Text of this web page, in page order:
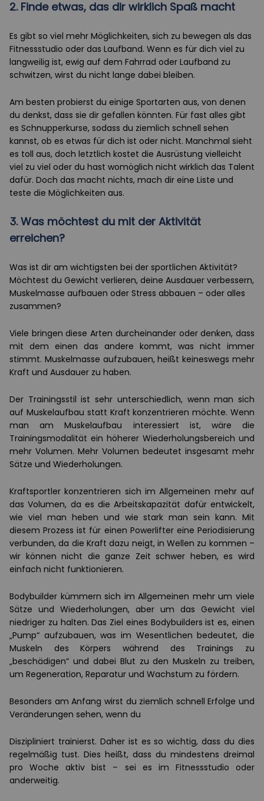
2. Finde etwas, das dir wirklich Spaß macht
Es gibt so viel mehr Möglichkeiten, sich zu bewegen als das
Fitnessstudio oder das Laufband. Wenn es für dich viel zu
langweilig ist, ewig auf dem Fahrrad oder Laufband zu
schwitzen, wirst du nicht lange dabei bleiben.
Am besten probierst du einige Sportarten aus, von denen
du denkst, dass sie dir gefallen könnten. Für fast alles gibt
es Schnupperkurse, sodass du ziemlich schnell sehen
kannst, ob es etwas für dich ist oder nicht. Manchmal sieht
es toll aus, doch letztlich kostet die Ausrüstung vielleicht
viel zu viel oder du hast womöglich nicht wirklich das Talent
dafür. Doch das macht nichts, mach dir eine Liste und
teste die Möglichkeiten aus.
3. Was möchtest du mit der Aktivität
erreichen?
Was ist dir am wichtigsten bei der sportlichen Aktivität?
Möchtest du Gewicht verlieren, deine Ausdauer verbessern,
Muskelmasse aufbauen oder Stress abbauen – oder alles
zusammen?
Viele bringen diese Arten durcheinander oder denken, dass
mit dem einen das andere kommt, was nicht immer
stimmt. Muskelmasse aufzubauen, heißt keineswegs mehr
Kraft und Ausdauer zu haben.
Der Trainingsstil ist sehr unterschiedlich, wenn man sich
auf Muskelaufbau statt Kraft konzentrieren möchte. Wenn
man am Muskelaufbau interessiert ist, wäre die
Trainingsmodalität ein höherer Wiederholungsbereich und
mehr Volumen. Mehr Volumen bedeutet insgesamt mehr
Sätze und Wiederholungen.
Kraftsportler konzentrieren sich im Allgemeinen mehr auf
das Volumen, da es die Arbeitskapazität dafür entwickelt,
wie viel man heben und wie stark man sein kann. Mit
diesem Prozess ist für einen Powerlifter eine Periodisierung
verbunden, da die Kraft dazu neigt, in Wellen zu kommen –
wir können nicht die ganze Zeit schwer heben, es wird
einfach nicht funktionieren.
Bodybuilder kümmern sich im Allgemeinen mehr um viele
Sätze und Wiederholungen, aber um das Gewicht viel
niedriger zu halten. Das Ziel eines Bodybuilders ist es, einen
„Pump“ aufzubauen, was im Wesentlichen bedeutet, die
Muskeln des Körpers während des Trainings zu
„beschädigen“ und dabei Blut zu den Muskeln zu treiben,
um Regeneration, Reparatur und Wachstum zu fördern.
Besonders am Anfang wirst du ziemlich schnell Erfolge und
Veränderungen sehen, wenn du
Diszipliniert trainierst. Daher ist es so wichtig, dass du dies
regelmäßig tust. Dies heißt, dass du mindestens dreimal
pro Woche aktiv bist – sei es im Fitnessstudio oder
anderweitig.